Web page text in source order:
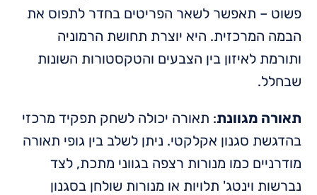
פשוט – תאפשר לשאר הפריטים בחדר לתפוס את
הבמה המרכזית. היא יוצרת תחושת הרמוניה
ותורמת לאיזון בין הצבעים והטקסטורות השונות
שבחלל.
תאורה מגוונת: תאורה יכולה לשחק תפקיד מרכזי
בהדגשת סגנון אקלקטי. ניתן לשלב בין גופי תאורה
מודרניים כמו מנורות רצפה בגווני מתכת, לצד
נברשות וינטג' תלויות או מנורות שולחן בסגנון